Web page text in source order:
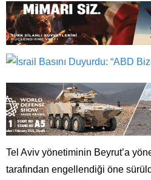
Tel Aviv yönetiminin Beyrut’a
tarafından engellendiği öne